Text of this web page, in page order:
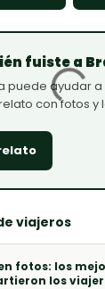
fuiste a
puede ayudar
con fotos y
viajeros
fotos: los
los